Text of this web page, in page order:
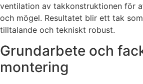
ventilation av takkonstruktionen för
och mögel. Resultatet blir ett tak
tilltalande och tekniskt robust.
Grundarbete och
montering